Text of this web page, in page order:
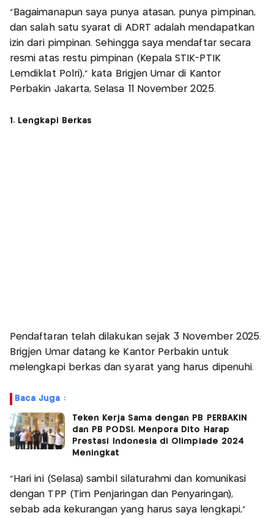
"Bagaimanapun saya punya atasan, punya pimpinan,
dan salah satu syarat di ADRT adalah mendapatkan
izin dari pimpinan. Sehingga saya mendaftar secara
resmi atas restu pimpinan (Kepala STIK-PTIK
Lemdiklat Polri)," kata Brigjen Umar di Kantor
Perbakin Jakarta, Selasa 11 November 2025.
1. Lengkapi Berkas
Pendaftaran telah dilakukan sejak 3 November 2025.
Brigjen Umar datang ke Kantor Perbakin untuk
melengkapi berkas dan syarat yang harus dipenuhi.
Baca Juga :
Teken Kerja Sama dengan PB PERBAKIN
dan PB PODSI, Menpora Dito Harap
Prestasi Indonesia di Olimpiade 2024
Meningkat
"Hari ini (Selasa) sambil silaturahmi dan komunikasi
dengan TPP (Tim Penjaringan dan Penyaringan),
sebab ada kekurangan yang harus saya lengkapi,"